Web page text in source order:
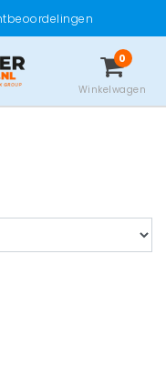
0
Winkelwagen